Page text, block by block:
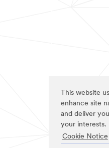
This website
enhance site
and deliver
your interests.
Cookie Notice